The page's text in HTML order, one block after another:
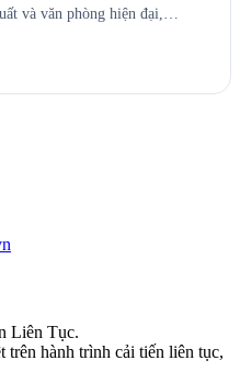
và văn phòng hiện đại,…
Liên Tục.
hành trình cải tiến liên tục,